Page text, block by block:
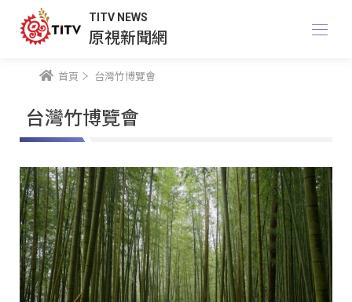
TITV NEWS
原視新聞網
首頁 台灣竹博覽會
台灣竹博覽會